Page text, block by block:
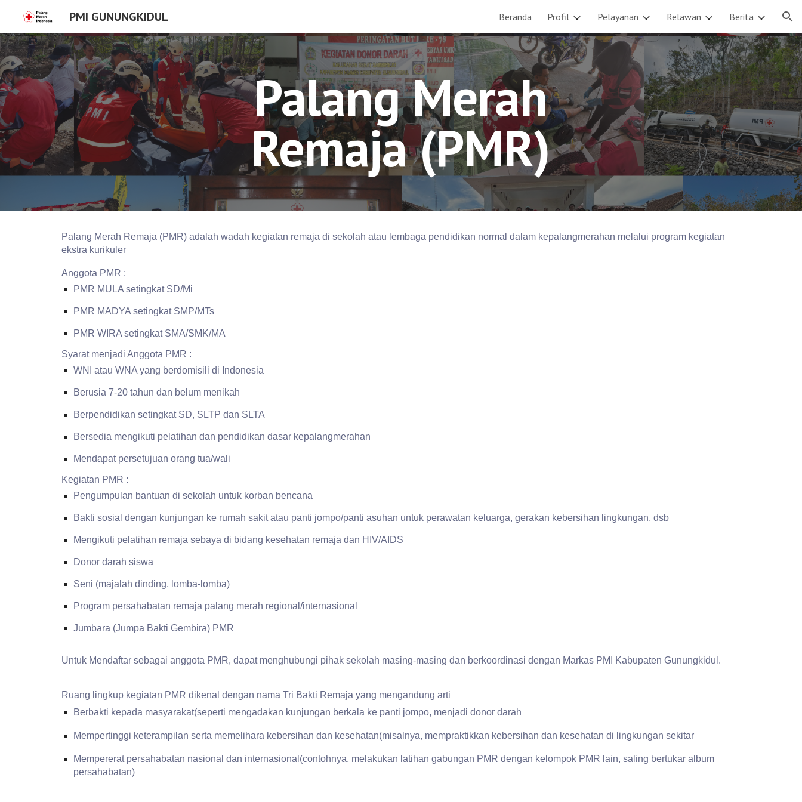
Skip to navigation
PMI GUNUNGKIDUL Beranda Profil Pelayanan Relawan Berita
Palang Merah
Remaja (PMR)
Palang Merah Remaja (PMR) adalah wadah kegiatan remaja di sekolah atau lembaga pendidikan normal dalam kepalangmerahan melalui program kegiatan
ekstra kurikuler
Anggota PMR :
PMR MULA setingkat SD/Mi
PMR MADYA setingkat SMP/MTs
PMR WIRA setingkat SMA/SMK/MA
Syarat menjadi Anggota PMR :
WNI atau WNA yang berdomisili di Indonesia
Berusia 7-20 tahun dan belum menikah
Berpendidikan setingkat SD, SLTP dan SLTA
Bersedia mengikuti pelatihan dan pendidikan dasar kepalangmerahan
Mendapat persetujuan orang tua/wali
Kegiatan PMR :
Pengumpulan bantuan di sekolah untuk korban bencana
Bakti sosial dengan kunjungan ke rumah sakit atau panti jompo/panti asuhan untuk perawatan keluarga, gerakan kebersihan lingkungan, dsb
Mengikuti pelatihan remaja sebaya di bidang kesehatan remaja dan HIV/AIDS
Donor darah siswa
Seni (majalah dinding, lomba-lomba)
Program persahabatan remaja palang merah regional/internasional
Jumbara (Jumpa Bakti Gembira) PMR
Untuk Mendaftar sebagai anggota PMR, dapat menghubungi pihak sekolah masing-masing dan berkoordinasi dengan Markas PMI Kabupaten Gunungkidul.
Ruang lingkup kegiatan PMR dikenal dengan nama Tri Bakti Remaja yang mengandung arti
Berbakti kepada masyarakat(seperti mengadakan kunjungan berkala ke panti jompo, menjadi donor darah
Mempertinggi keterampilan serta memelihara kebersihan dan kesehatan(misalnya, mempraktikkan kebersihan dan kesehatan di lingkungan sekitar
Mempererat persahabatan nasional dan internasional(contohnya, melakukan latihan gabungan PMR dengan kelompok PMR lain, saling bertukar album
persahabatan)